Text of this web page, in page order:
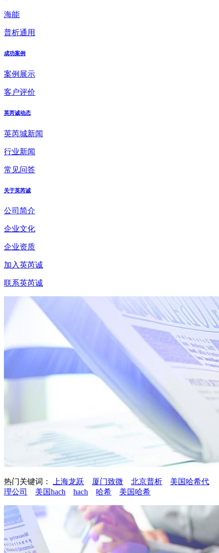
海能
普析通用
成功案例
案例展示
客户评价
英芮诚动态
英芮城新闻
行业新闻
常见问答
关于英芮诚
公司简介
企业文化
企业资质
加入英芮诚
联系英芮诚
热门关键词： 上海龙跃 厦门致微 北京普析
美国哈希代
理公司
美国hach hach 哈希 美国哈希